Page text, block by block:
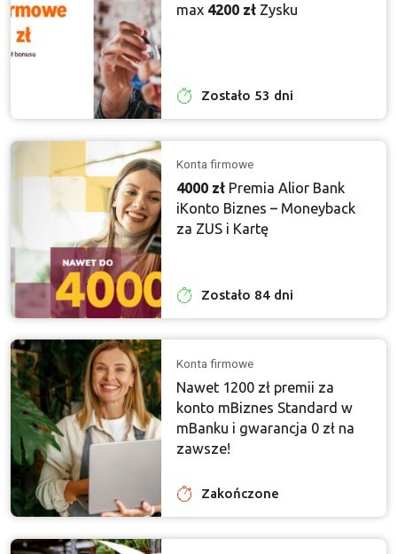
max 4200 zł Zysku
Zostało 53 dni
Konta firmowe
4000 zł Premia Alior Bank
iKonto Biznes – Moneyback
za ZUS i Kartę
Zostało 84 dni
Konta firmowe
Nawet 1200 zł premii za
konto mBiznes Standard w
mBanku i gwarancja 0 zł na
zawsze!
Zakończone